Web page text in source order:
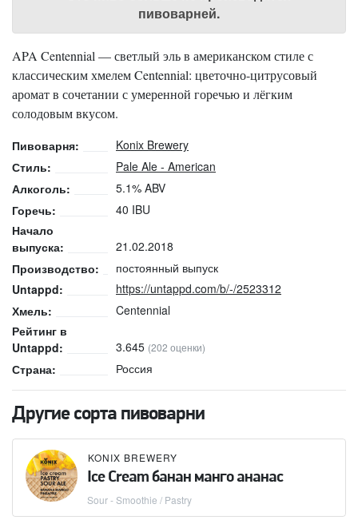
пивоварней.
APA Centennial — светлый эль в американском стиле с
классическим хмелем Centennial: цветочно-цитрусовый
аромат в сочетании с умеренной горечью и лёгким
солодовым вкусом.
Пивоварня:
Konix Brewery
Стиль:
Pale Ale - American
Алкоголь:
5.1% ABV
Горечь:
40 IBU
Начало
выпуска:
21.02.2018
Производство:
постоянный выпуск
Untappd:
https://untappd.com/b/-/2523312
Хмель:
Centennial
Рейтинг в
Untappd:
3.645 (202 оценки)
Страна: Россия
Другие сорта пивоварни
KONIX BREWERY
Ice Cream банан манго ананас
Sour - Smoothie / Pastry